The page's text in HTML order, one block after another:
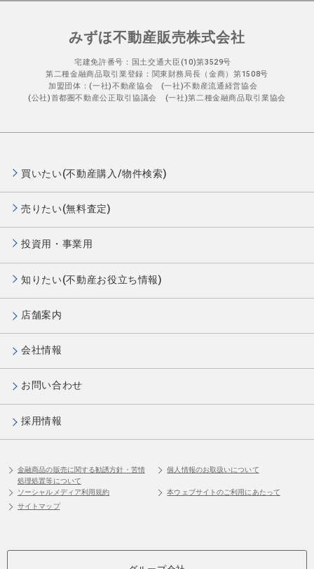
みずほ不動産販売株式会社
宅建免許番号：国土交通大臣(10)第3529号
第二種金融商品取引業登録：関東財務局長（金商）第1508号
加盟団体：(一社)不動産協会 (一社)不動産流通経営協会
(公社)首都圏不動産公正取引協議会 (一社)第二種金融商品取引業協会
買いたい(不動産購入/物件検索)
売りたい(無料査定)
投資用・事業用
知りたい(不動産お役立ち情報)
店舗案内
会社情報
お問い合わせ
採用情報
金融商品の販売に関する勧誘方針・苦情
処理処置等について
個人情報のお取扱いについて
ソーシャルメディア利用規約
本ウェブサイトのご利用にあたって
サイトマップ